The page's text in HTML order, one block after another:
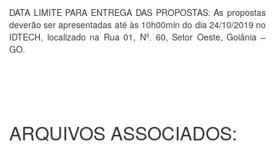
DATA LIMITE PARA ENTREGA DAS PROPOSTAS: As propostas
deverão ser apresentadas até às 10h00min do dia 24/10/2019 no
IDTECH, localizado na Rua 01, Nº. 60, Setor Oeste, Goiânia –
GO.
ARQUIVOS ASSOCIADOS: